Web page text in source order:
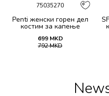
75035270
Penti женски горeн дел
костим за капење
TOP
699 MKD
792MKD